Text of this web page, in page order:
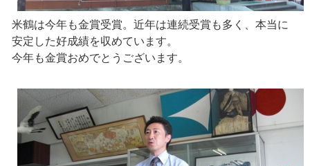
米鶴は今年も金賞受賞。近年は連続受賞も多く、本当に
安定した好成績を収めています。
今年も金賞おめでとうございます。